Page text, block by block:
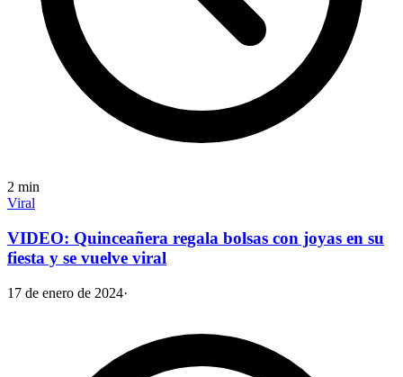
2 min
Viral
VIDEO: Quinceañera regala bolsas con joyas en su
fiesta y se vuelve viral
17 de enero de 2024·